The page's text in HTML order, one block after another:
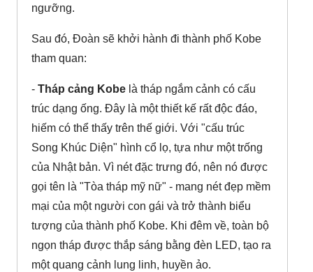
ngưỡng.
Sau đó, Đoàn sẽ khởi hành đi thành phố Kobe
tham quan:
- Tháp cảng Kobe là tháp ngắm cảnh có cấu
trúc dạng ống. Đây là một thiết kế rất độc đáo,
hiếm có thể thấy trên thế giới. Với "cấu trúc
Song Khúc Diện" hình cổ lọ, tựa như một trống
của Nhật bản. Vì nét đặc trưng đó, nên nó được
gọi tên là "Tòa tháp mỹ nữ" - mang nét đẹp mềm
mại của một người con gái và trở thành biểu
tượng của thành phố Kobe. Khi đêm về, toàn bộ
ngọn tháp được thắp sáng bằng đèn LED, tạo ra
một quang cảnh lung linh, huyền ảo.